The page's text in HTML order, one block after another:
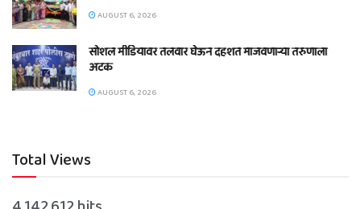
AUGUST 6, 2026
सोशल मीडियावर तलवार घेऊन दहशत माजवणाऱ्या तरुणाला
अटक
AUGUST 6, 2026
Total Views